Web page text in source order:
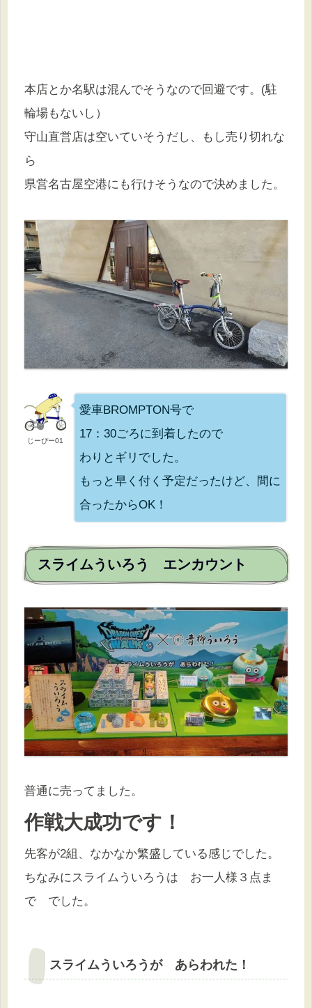
本店とか名駅は混んでそうなので回避です。(駐
輪場もないし）
守山直営店は空いていそうだし、もし売り切れな
ら
県営名古屋空港にも行けそうなので決めました。
じーぴー01
愛車BROMPTON号で
17：30ごろに到着したので
わりとギリでした。
もっと早く付く予定だったけど、間に
合ったからOK！
スライムういろう エンカウント
普通に売ってました。
作戦大成功です！
先客が2組、なかなか繁盛している感じでした。
ちなみにスライムういろうは お一人様３点ま
で でした。
スライムういろうが あらわれた！